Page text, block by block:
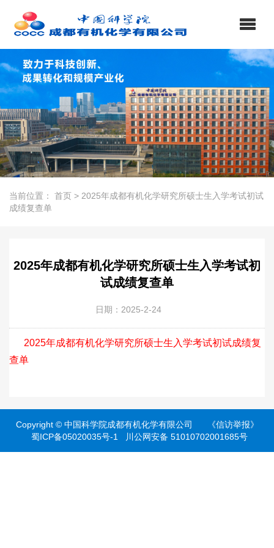
当前位置： 首页 > 2025年成都有机化学研究所硕士生入学考试初试
成绩复查单
2025年成都有机化学研究所硕士生入学考试初
试成绩复查单
日期：2025-2-24
2025年成都有机化学研究所硕士生入学考试初试成绩复
查单
Copyright © 中国科学院成都有机化学有限公司
《信访举报》
蜀ICP备05020035号-1
川公网安备 51010702001685号